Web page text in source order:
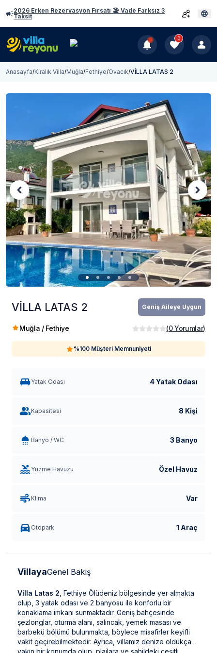
2026 Erken Rezervasyon Fırsatı 🏖️ Vade Farksız 3
Taksit
0
Anasayfa/Kiralık Villa/Muğla/Fethiye/Ovacık/VİLLA LATAS 2
VİLLA LATAS 2 Geniş Aileye Uygun
Muğla / Fethiye (0 Yorumlar)
%100 Müşteri Memnuniyeti
Yatak Odası 4 Yatak Odası
Kapasitesi 8 Kişi
Banyo / WC 3 Banyo
Yüzme Havuzu Özel Havuz
Klima Var
Otopark 1 Araç
VillayaGenel Bakış
Villa Latas 2 , Fethiye Ölüdeniz bölgesinde yer almakta
olup, 3 yatak odası ve 2 banyosu ile konforlu bir
konaklama imkanı sunmaktadır. Geniş bahçesinde
şezlonglar, oturma alanı, salıncak, yemek masası ve
barbekü bölümü bulunmakta, böylece misafirler keyifli
vakit geçirebilmektedir. Ayrıca, villamız denize oldukça
yakın bir konumda olup, plajlara ve sahildeki çeşitli